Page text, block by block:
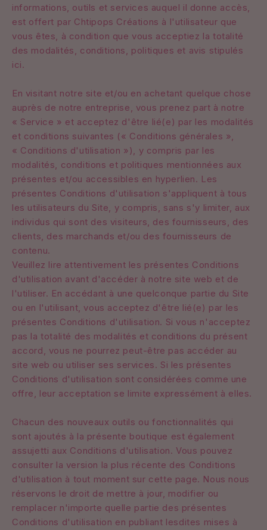
informations, outils et services auquel il donne accès,
est offert par Chtipops Créations à l'utilisateur que
vous êtes, à condition que vous acceptiez la totalité
des modalités, conditions, politiques et avis stipulés
ici.
En visitant notre site et/ou en achetant quelque chose
auprès de notre entreprise, vous prenez part à notre
« Service » et acceptez d'être lié(e) par les modalités
et conditions suivantes (« Conditions générales »,
« Conditions d'utilisation »), y compris par les
modalités, conditions et politiques mentionnées aux
présentes et/ou accessibles en hyperlien. Les
présentes Conditions d'utilisation s'appliquent à tous
les utilisateurs du Site, y compris, sans s'y limiter, aux
individus qui sont des visiteurs, des fournisseurs, des
clients, des marchands et/ou des fournisseurs de
contenu.
Veuillez lire attentivement les présentes Conditions
d'utilisation avant d'accéder à notre site web et de
l'utiliser. En accédant à une quelconque partie du Site
ou en l'utilisant, vous acceptez d'être lié(e) par les
présentes Conditions d'utilisation. Si vous n'acceptez
pas la totalité des modalités et conditions du présent
accord, vous ne pourrez peut-être pas accéder au
site web ou utiliser ses services. Si les présentes
Conditions d'utilisation sont considérées comme une
offre, leur acceptation se limite expressément à elles.
Chacun des nouveaux outils ou fonctionnalités qui
sont ajoutés à la présente boutique est également
assujetti aux Conditions d'utilisation. Vous pouvez
consulter la version la plus récente des Conditions
d'utilisation à tout moment sur cette page. Nous nous
réservons le droit de mettre à jour, modifier ou
remplacer n'importe quelle partie des présentes
Conditions d'utilisation en publiant lesdites mises à